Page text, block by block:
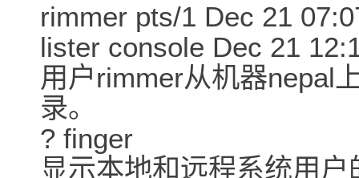
rimmer pts/1 Dec 21
lister console Dec 21
用户rimmer从机器nepal
录。
? finger
显示本地和远程系统用